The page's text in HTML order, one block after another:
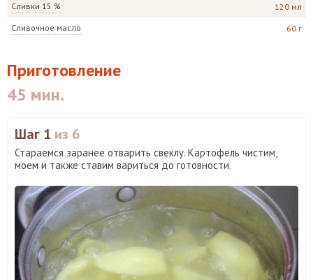
Сливки 15 % 120 мл
Сливочное масло 60 г
Приготовление
45 мин.
Шаг 1 из 6
Стараемся заранее отварить свеклу. Картофель чистим,
моем и также ставим вариться до готовности.